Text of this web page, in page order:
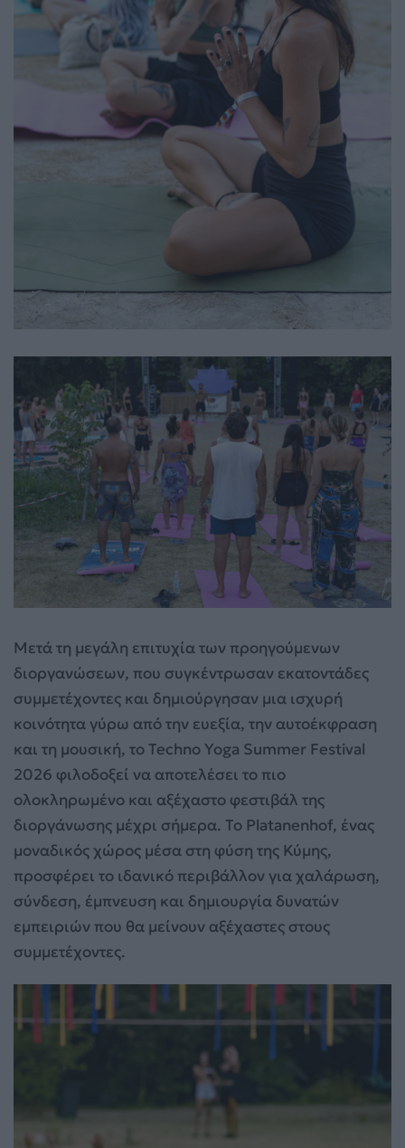
Μετά τη μεγάλη επιτυχία των προηγούμενων
διοργανώσεων, που συγκέντρωσαν εκατοντάδες
συμμετέχοντες και δημιούργησαν μια ισχυρή
κοινότητα γύρω από την ευεξία, την αυτοέκφραση
και τη μουσική, το Techno Yoga Summer Festival
2026 φιλοδοξεί να αποτελέσει το πιο
ολοκληρωμένο και αξέχαστο φεστιβάλ της
διοργάνωσης μέχρι σήμερα. Το Platanenhof, ένας
μοναδικός χώρος μέσα στη φύση της Κύμης,
προσφέρει το ιδανικό περιβάλλον για χαλάρωση,
σύνδεση, έμπνευση και δημιουργία δυνατών
εμπειριών που θα μείνουν αξέχαστες στους
συμμετέχοντες.